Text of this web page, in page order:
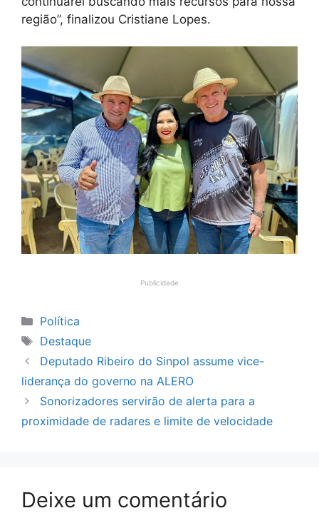
região”, finalizou Cristiane Lopes.
Publicidade
Categorias
Política
Tags
Destaque
Deputado Ribeiro do Sinpol assume vice-
liderança do governo na ALERO
Sonorizadores servirão de alerta para a
proximidade de radares e limite de velocidade
Deixe um comentário